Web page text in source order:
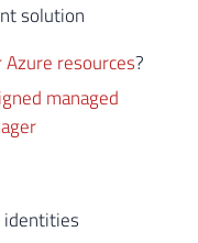
solution
resources?
managed
identities